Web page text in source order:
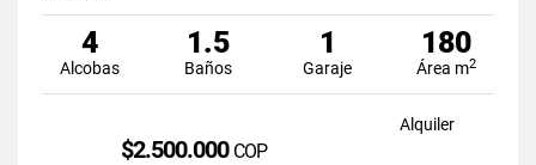
4
Alcobas
1.5
Baños
1
Garaje
180
Área m2
Alquiler
$2.500.000 COP